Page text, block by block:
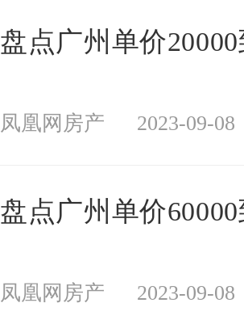
盘点广州单价
凤凰网房产 2023-09-08
盘点广州单价
凤凰网房产 2023-09-08